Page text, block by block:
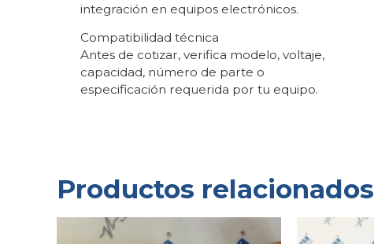
integración en equipos electrónicos.
Compatibilidad técnica
Antes de cotizar, verifica modelo, voltaje,
capacidad, número de parte o
especificación requerida por tu equipo.
Productos relacionados